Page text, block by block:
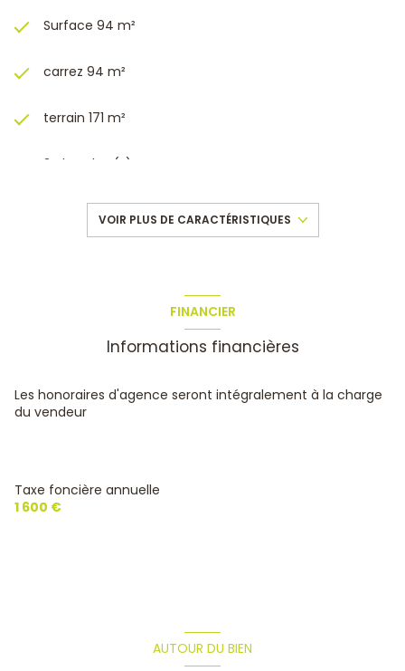
Surface 94 m²
carrez 94 m²
terrain 171 m²
3 chambre(s)
1 salle(s) d'eau
cuisine américaine (équipée)
Chauffage individuel : air pulsé (climatisation)
1 garage(s)
1 côté(s) mitoyen(s)
VOIR PLUS DE CARACTÉRISTIQUES
FINANCIER
Informations financières
Les honoraires d'agence seront intégralement à la charge
du vendeur
Taxe foncière annuelle
1 600 €
AUTOUR DU BIEN